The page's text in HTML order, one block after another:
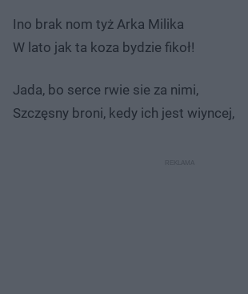
Ino brak nom tyż Arka Milika
W lato jak ta koza bydzie fikoł!
Jada, bo serce rwie sie za nimi,
Szczęsny broni, kedy ich jest wiyncej,